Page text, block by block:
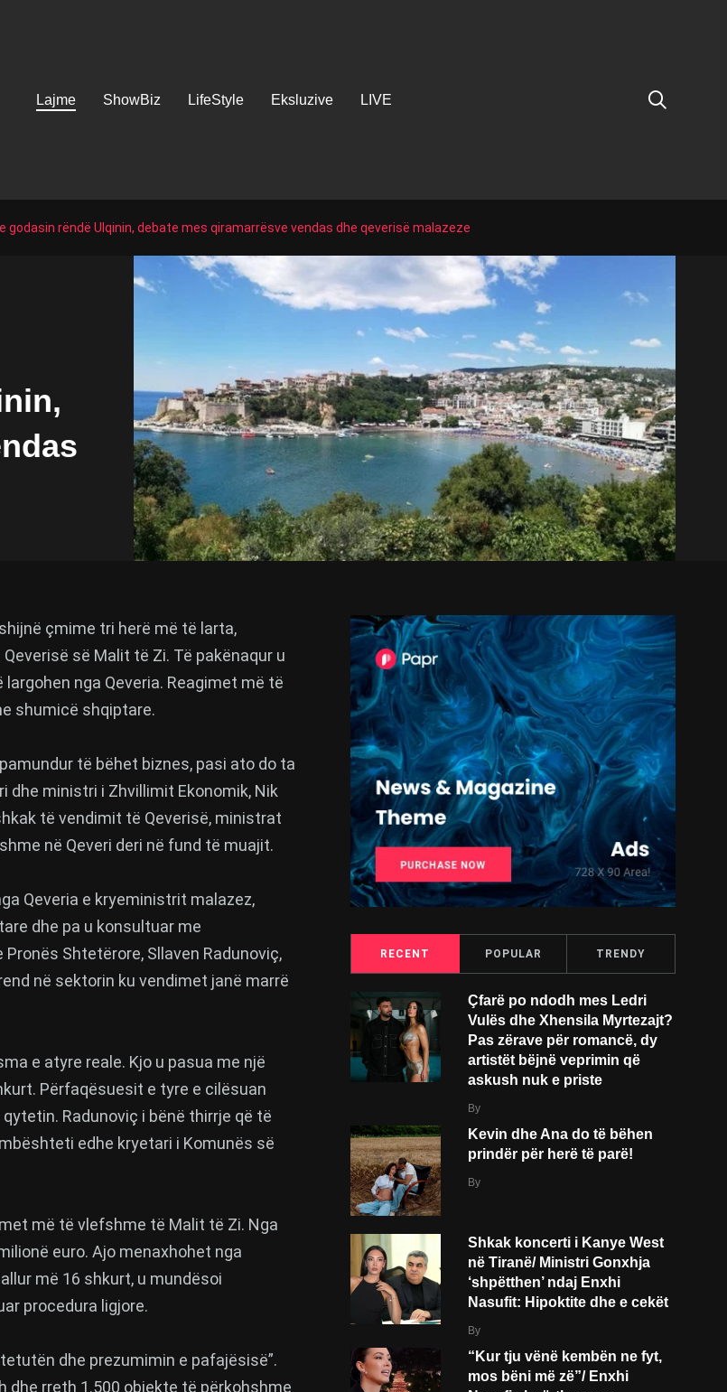
Lajme ShowBiz LifeStyle Eksluzive LIVE
godasin rëndë Ulqinin, debate mes qiramarrësve vendas dhe qeverisë malazeze
çmime tri herë më të larta,
së Malit të Zi. Të pakënaqur u
nga Qeveria. Reagimet më të
shumicë shqiptare.
të bëhet biznes, pasi ato do ta
ministri i Zhvillimit Ekonomik, Nik
të vendimit të Qeverisë, ministrat
në Qeveri deri në fund të muajit.
Qeveria e kryeministrit malazez,
dhe pa u konsultuar me
Shtetërore, Sllaven Radunoviç,
në sektorin ku vendimet janë marrë
e atyre reale. Kjo u pasua me një
Përfaqësuesit e tyre e cilësuan
Radunoviç i bënë thirrje që të
edhe kryetari i Komunës së
më të vlefshme të Malit të Zi. Nga
euro. Ajo menaxhohet nga
më 16 shkurt, u mundësoi
procedura ligjore.
dhe prezumimin e pafajësisë”.
dhe rreth 1.500 objekte të përkohshme
RECENT POPULAR TRENDY
Çfarë po ndodh mes Ledri
Vulës dhe Xhensila Myrtezajt?
Pas zërave për romancë, dy
artistët bëjnë veprimin që
askush nuk e priste
By
Kevin dhe Ana do të bëhen
prindër për herë të parë!
By
Shkak koncerti i Kanye West
në Tiranë/ Ministri Gonxhja
‘shpëtthen’ ndaj Enxhi
Nasufit: Hipoktite dhe e cekët
By
“Kur tju vënë kembën ne fyt,
mos bëni më zë”/ Enxhi